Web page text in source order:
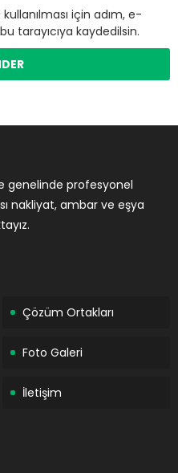
için adım, e-
tarayıcıya kaydedilsin.
genelinde profesyonel
nakliyat, ambar ve eşya
Çözüm Ortakları
Foto Galeri
İletişim